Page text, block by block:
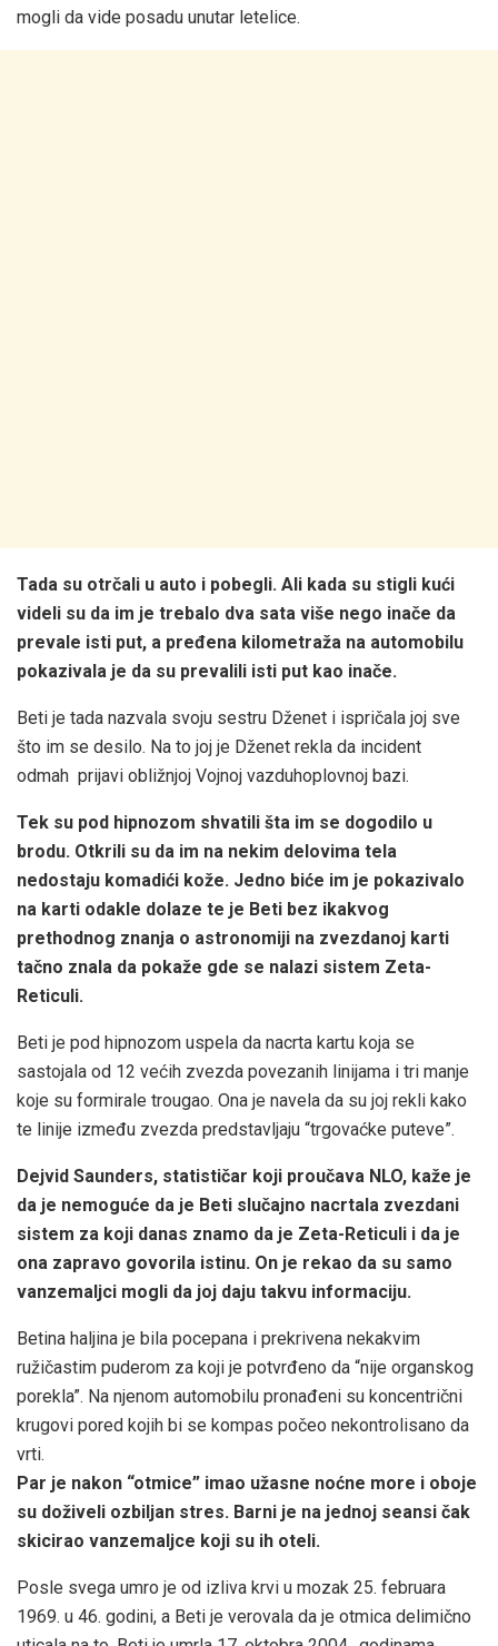
mogli da vide posadu unutar letelice.
Tada su otrčali u auto i pobegli. Ali kada su stigli kući
videli su da im je trebalo dva sata više nego inače da
prevale isti put, a pređena kilometraža na automobilu
pokazivala je da su prevalili isti put kao inače.
Beti je tada nazvala svoju sestru Dženet i ispričala joj sve
što im se desilo. Na to joj je Dženet rekla da incident
odmah prijavi obližnjoj Vojnoj vazduhoplovnoj bazi.
Tek su pod hipnozom shvatili šta im se dogodilo u
brodu. Otkrili su da im na nekim delovima tela
nedostaju komadići kože. Jedno biće im je pokazivalo
na karti odakle dolaze te je Beti bez ikakvog
prethodnog znanja o astronomiji na zvezdanoj karti
tačno znala da pokaže gde se nalazi sistem Zeta-
Reticuli.
Beti je pod hipnozom uspela da nacrta kartu koja se
sastojala od 12 većih zvezda povezanih linijama i tri manje
koje su formirale trougao. Ona je navela da su joj rekli kako
te linije između zvezda predstavljaju “trgovaćke puteve”.
Dejvid Saunders, statističar koji proučava NLO, kaže je
da je nemoguće da je Beti slučajno nacrtala zvezdani
sistem za koji danas znamo da je Zeta-Reticuli i da je
ona zapravo govorila istinu. On je rekao da su samo
vanzemaljci mogli da joj daju takvu informaciju.
Betina haljina je bila pocepana i prekrivena nekakvim
ružičastim puderom za koji je potvrđeno da “nije organskog
porekla”. Na njenom automobilu pronađeni su koncentrični
krugovi pored kojih bi se kompas počeo nekontrolisano da
vrti.
Par je nakon “otmice” imao užasne noćne more i oboje
su doživeli ozbiljan stres. Barni je na jednoj seansi čak
skicirao vanzemaljce koji su ih oteli.
Posle svega umro je od izliva krvi u mozak 25. februara
1969. u 46. godini, a Beti je verovala da je otmica delimično